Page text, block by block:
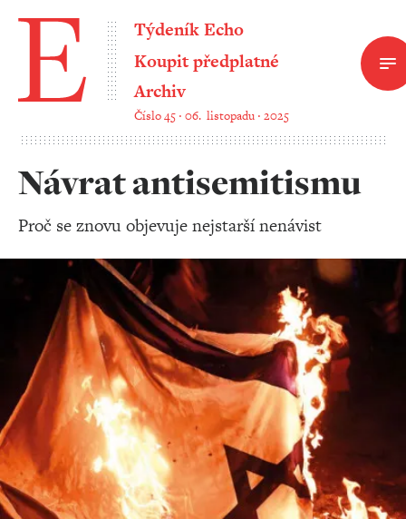
Týdeník Echo
Koupit předplatné
Archiv
Číslo 45 ‧ 06. listopadu ‧ 2025
Návrat antisemitismu
Proč se znovu objevuje nejstarší nenávist